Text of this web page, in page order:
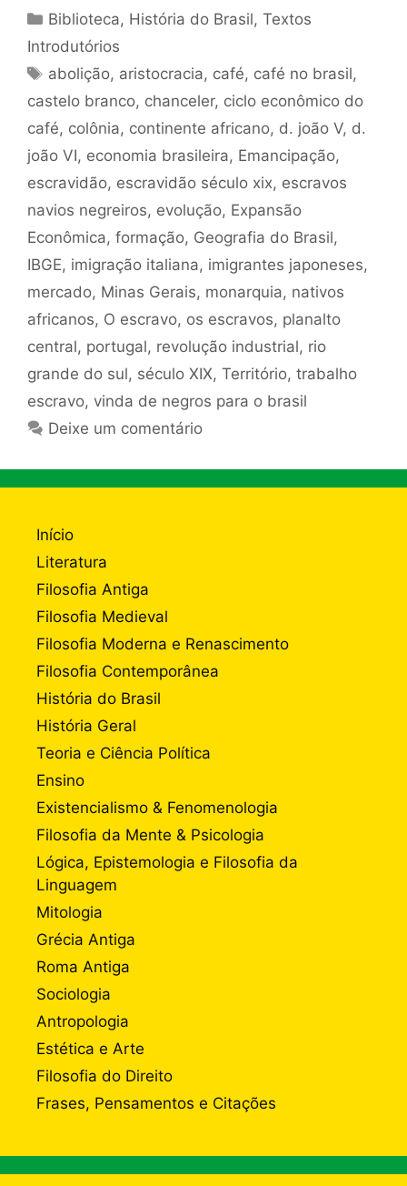
Categorias
Biblioteca, História do Brasil,Textos
Introdutórios
Tags
abolição, aristocracia, café, café no brasil,
castelo branco, chanceler, ciclo econômico do
café, colônia, continente africano, d. joão V, d.
joão VI, economia brasileira, Emancipação,
escravidão, escravidão século xix, escravos
navios negreiros, evolução, Expansão
Econômica, formação, Geografia do Brasil,
IBGE, imigração italiana, imigrantes japoneses,
mercado, Minas Gerais, monarquia, nativos
africanos, O escravo, os escravos, planalto
central, portugal, revolução industrial, rio
grande do sul, século XIX, Território, trabalho
escravo, vinda de negros para o brasil
Deixe um comentário
Início
Literatura
Filosofia Antiga
Filosofia Medieval
Filosofia Moderna e Renascimento
Filosofia Contemporânea
História do Brasil
História Geral
Teoria e Ciência Política
Ensino
Existencialismo & Fenomenologia
Filosofia da Mente & Psicologia
Lógica, Epistemologia e Filosofia da
Linguagem
Mitologia
Grécia Antiga
Roma Antiga
Sociologia
Antropologia
Estética e Arte
Filosofia do Direito
Frases, Pensamentos e Citações